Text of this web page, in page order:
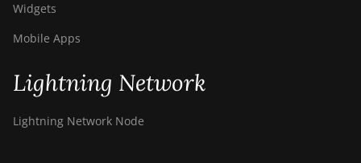
Widgets
Mobile Apps
Lightning Network
Lightning Network Node